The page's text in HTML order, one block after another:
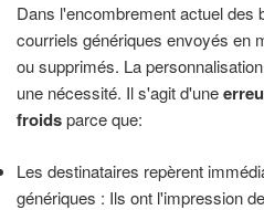
Dans l'encombrement actuel des
courriels génériques envoyés en
ou supprimés. La
une nécessité. Il s'agit d'une
froidsparce que:
Les destinataires repèrent
génériques : Ils ont l'impression